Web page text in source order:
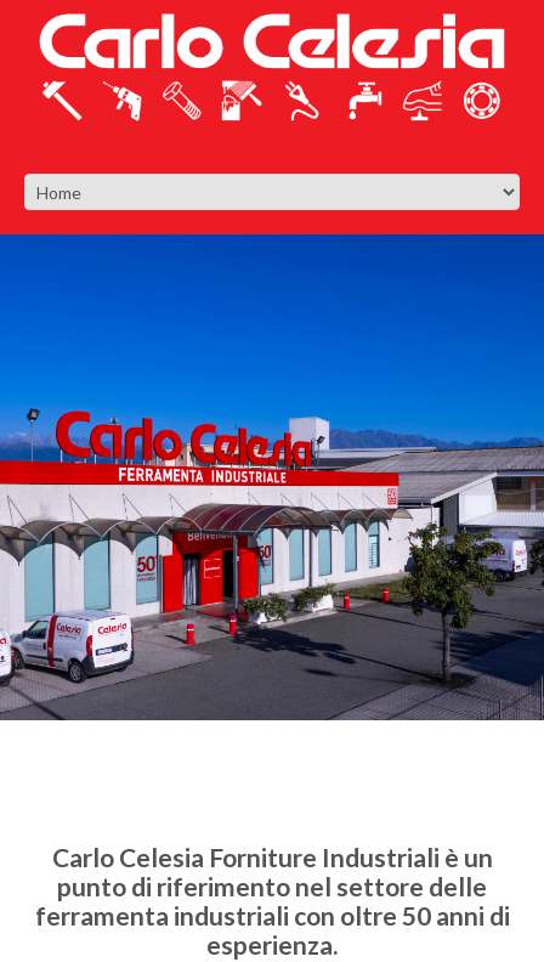
Carlo Celesia Forniture Industriali è un
punto di riferimento nel settore delle
ferramenta industriali con oltre 50 anni di
esperienza.